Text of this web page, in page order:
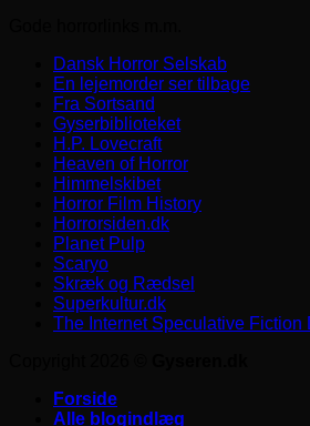
Dansk Horror Selskab
En lejemorder ser tilbage
Fra Sortsand
Gyserbiblioteket
H.P. Lovecraft
Heaven of Horror
Himmelskibet
Horror Film History
Horrorsiden.dk
Planet Pulp
Scaryo
Skræk og Rædsel
Superkultur.dk
The Internet Speculative Fiction
Forside
Alle blogindlæg